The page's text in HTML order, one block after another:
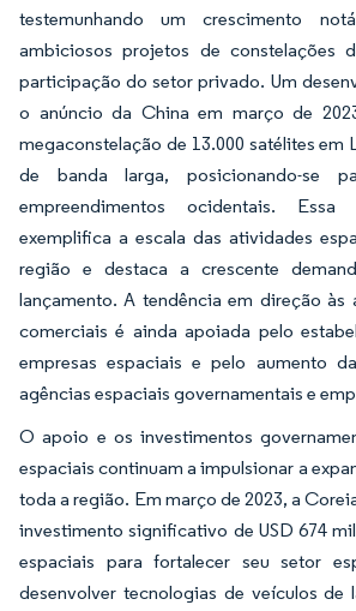
testemunhando um crescimento
ambiciosos projetos de constelações
participação do setor privado. Um
o anúncio da China em março de
megaconstelação de 13.000 satélites em
de banda larga, posicionando-se
empreendimentos ocidentais. Essa
exemplifica a escala das atividades
região e destaca a crescente
lançamento. A tendência em direção às
comerciais é ainda apoiada pelo
empresas espaciais e pelo aumento
agências espaciais governamentais e
O apoio e os investimentos
espaciais continuam a impulsionar a
toda a região. Em março de 2023, a
investimento significativo de USD 674
espaciais para fortalecer seu setor
desenvolver tecnologias de veículos de